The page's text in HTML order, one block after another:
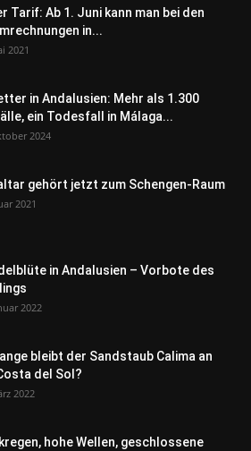
Tarif: Ab 1. Juni kann man bei den
in...
2021
in Andalusien: Mehr als 1.300
ein Todesfall in Málaga...
2024
gehört jetzt zum Schengen-Raum
2021
in Andalusien – Vorbote des
2022
bleibt der Sandstaub Calima an
del Sol?
2022
hohe Wellen, geschlossene